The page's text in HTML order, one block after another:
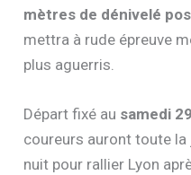
mètres de dénivelé
mettra à rude épreuve
plus aguerris.
Départ fixé au samedi
coureurs auront toute
nuit pour rallier Lyon